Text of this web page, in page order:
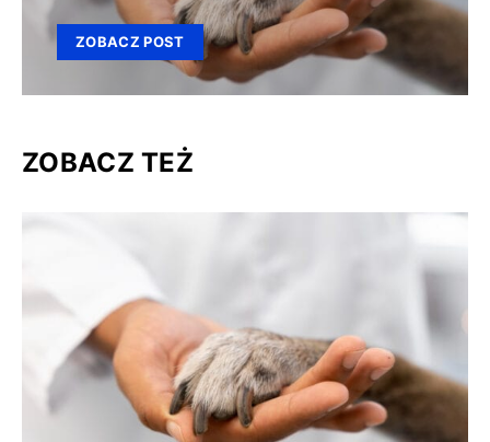
ZOBACZ POST
ZOBACZ TEŻ